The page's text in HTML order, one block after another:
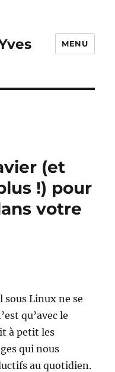
MENU
(et
!) pour
votre
sous Linux ne se
qu’avec le
à petit les
qui nous
au quotidien.